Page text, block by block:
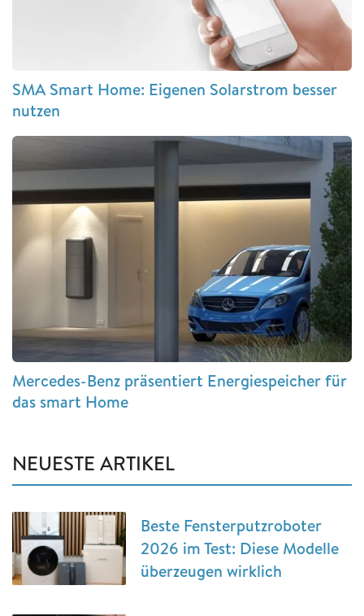
SMA Smart Home: Eigenen Solarstrom besser
nutzen
Mercedes-Benz präsentiert Energiespeicher für
das smart Home
NEUESTE ARTIKEL
Beste Fensterputzroboter
2026 im Test: Diese Modelle
überzeugen wirklich